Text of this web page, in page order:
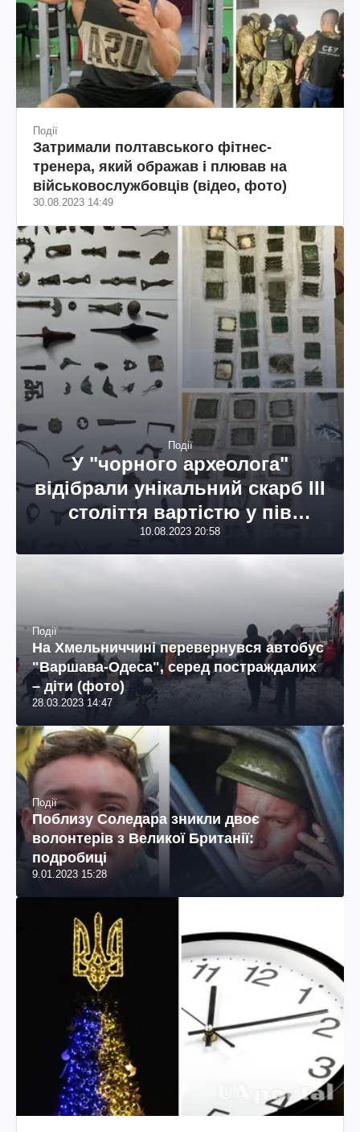
Події
Затримали полтавського фітнес-
тренера, який ображав і плював на
військовослужбовців (відео, фото)
30.08.2023 14:49
Події
У "чорного археолога"
відібрали унікальний скарб ІІІ
століття вартістю у пів
мільйона гривень: буде суд
(фото)
10.08.2023 20:58
Події
На Хмельниччині перевернувся автобус
"Варшава-Одеса", серед постраждалих
– діти (фото)
28.03.2023 14:47
Події
Поблизу Соледара зникли двоє
волонтерів з Великої Британії:
подробиці
9.01.2023 15:28